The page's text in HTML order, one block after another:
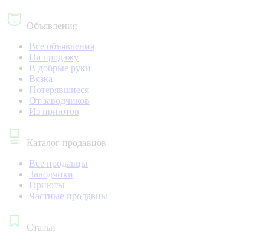
Объявления
Все объявления
На продажу
В добрые руки
Вязка
Потерявшиеся
От заводчиков
Из приютов
Каталог продавцов
Все продавцы
Заводчики
Приюты
Частные продавцы
Статьи